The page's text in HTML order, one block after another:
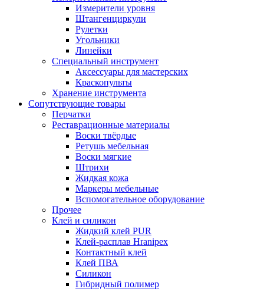
Измерители уровня
Штангенциркули
Рулетки
Угольники
Линейки
Специальный инструмент
Аксессуары для мастерских
Краскопульты
Хранение инструмента
Сопутствующие товары
Перчатки
Реставрационные материалы
Воски твёрдые
Ретушь мебельная
Воски мягкие
Штрихи
Жидкая кожа
Маркеры мебельные
Вспомогательное оборудование
Прочее
Клей и силикон
Жидкий клей PUR
Клей-расплав Hranipex
Контактный клей
Клей ПВА
Силикон
Гибридный полимер